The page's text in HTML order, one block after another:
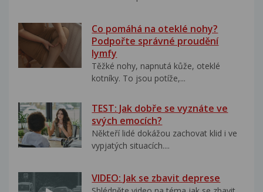
Co pomáhá na oteklé nohy?
Podpořte správné proudění
lymfy
Těžké nohy, napnutá kůže, oteklé
kotníky. To jsou potíže,...
TEST: Jak dobře se vyznáte ve
svých emocích?
Někteří lidé dokážou zachovat klid i ve
vypjatých situacích....
VIDEO: Jak se zbavit deprese